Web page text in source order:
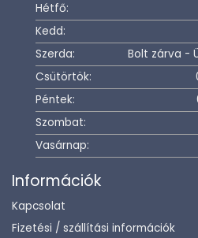
Hétfő:
Kedd:
Szerda:
Bolt zárva -
Csütörtök:
Péntek:
Szombat:
Vasárnap:
Információk
Kapcsolat
Fizetési / szállítási információk